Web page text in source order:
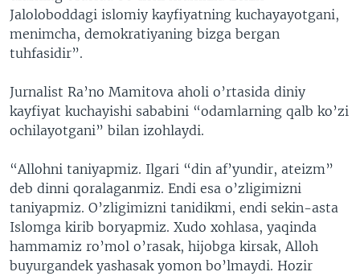
Jaloloboddagi islomiy kayfiyatning kuchayayotgani,
menimcha, demokratiyaning bizga bergan
tuhfasidir”.
Jurnalist Ra’no Mamitova aholi o’rtasida diniy
kayfiyat kuchayishi sababini “odamlarning qalb ko’zi
ochilayotgani” bilan izohlaydi.
“Allohni taniyapmiz. Ilgari “din af’yundir, ateizm”
deb dinni qoralaganmiz. Endi esa o’zligimizni
taniyapmiz. O’zligimizni tanidikmi, endi sekin-asta
Islomga kirib boryapmiz. Xudo xohlasa, yaqinda
hammamiz ro’mol o’rasak, hijobga kirsak, Alloh
buyurgandek yashasak yomon bo’lmaydi. Hozir